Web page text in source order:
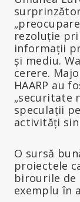
rezoluție
informații
și mediu.
cerere.
HAARP au
„securitate
speculații
activități
O sursă
proiectele
birourile de
exemplu în